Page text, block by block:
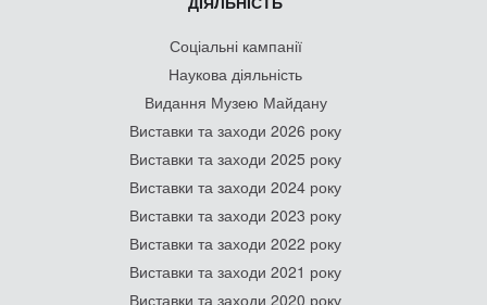
Соціальні кампанії
Наукова діяльність
Видання Музею Майдану
Виставки та заходи 2026 року
Виставки та заходи 2025 року
Виставки та заходи 2024 року
Виставки та заходи 2023 року
Виставки та заходи 2022 року
Виставки та заходи 2021 року
Виставки та заходи 2020 року